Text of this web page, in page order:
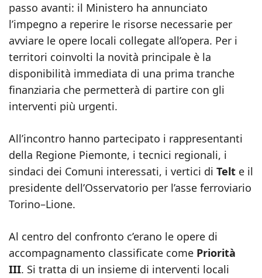
passo avanti: il Ministero ha annunciato
l’impegno a reperire le risorse necessarie per
avviare le opere locali collegate all’opera. Per i
territori coinvolti la novità principale è la
disponibilità immediata di una prima tranche
finanziaria che permetterà di partire con gli
interventi più urgenti.
All’incontro hanno partecipato i rappresentanti
della Regione Piemonte, i tecnici regionali, i
sindaci dei Comuni interessati, i vertici di Telt e il
presidente dell’Osservatorio per l’asse ferroviario
Torino–Lione.
Al centro del confronto c’erano le opere di
accompagnamento classificate come Priorità
III. Si tratta di un insieme di interventi locali